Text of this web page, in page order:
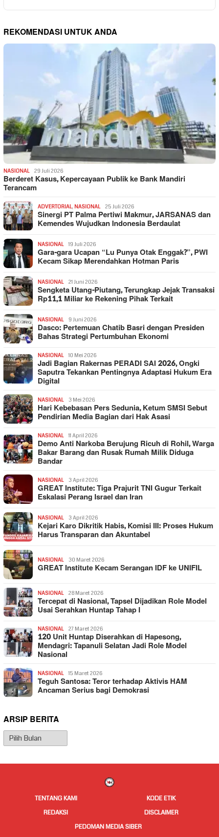
REKOMENDASI UNTUK ANDA
NASIONAL 29 Juli 2026
Berderet Kasus, Kepercayaan Publik ke Bank Mandiri
Terancam
ADVERTORIAL, NASIONAL 25 Juli 2026
Sinergi PT Palma Pertiwi Makmur, JARSANAS dan
Kemendes Wujudkan Indonesia Berdaulat
NASIONAL 19 Juli 2026
Gara-gara Ucapan “Lu Punya Otak Enggak?”, PWI
Kecam Sikap Merendahkan Hotman Paris
NASIONAL 21 Juni 2026
Sengketa Utang-Piutang, Terungkap Jejak Transaksi
Rp11,1 Miliar ke Rekening Pihak Terkait
NASIONAL 9 Juni 2026
Dasco: Pertemuan Chatib Basri dengan Presiden
Bahas Strategi Pertumbuhan Ekonomi
NASIONAL 10 Mei 2026
Jadi Bagian Rakernas PERADI SAI 2026, Ongki
Saputra Tekankan Pentingnya Adaptasi Hukum Era
Digital
NASIONAL 3 Mei 2026
Hari Kebebasan Pers Sedunia, Ketum SMSI Sebut
Pendirian Media Bagian dari Hak Asasi
NASIONAL 11 April 2026
Demo Anti Narkoba Berujung Ricuh di Rohil, Warga
Bakar Barang dan Rusak Rumah Milik Diduga
Bandar
NASIONAL 3 April 2026
GREAT Institute: Tiga Prajurit TNI Gugur Terkait
Eskalasi Perang Israel dan Iran
NASIONAL 3 April 2026
Kejari Karo Dikritik Habis, Komisi III: Proses Hukum
Harus Transparan dan Akuntabel
NASIONAL 30 Maret 2026
GREAT Institute Kecam Serangan IDF ke UNIFIL
NASIONAL 28 Maret 2026
Tercepat di Nasional, Tapsel Dijadikan Role Model
Usai Serahkan Huntap Tahap I
NASIONAL 27 Maret 2026
120 Unit Huntap Diserahkan di Hapesong,
Mendagri: Tapanuli Selatan Jadi Role Model
Nasional
NASIONAL 15 Maret 2026
Teguh Santosa: Teror terhadap Aktivis HAM
Ancaman Serius bagi Demokrasi
ARSIP BERITA
Arsip
Berita
TENTANG KAMI
KODE ETIK
REDAKSI
DISCLAIMER
PEDOMAN MEDIA SIBER